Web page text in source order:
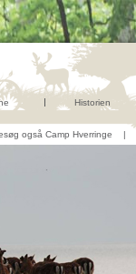
også Camp Hverringe |
Historien